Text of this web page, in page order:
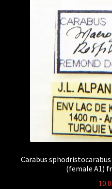
Carabus
(female A1)